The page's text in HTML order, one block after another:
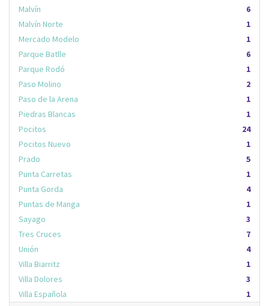
6
Malvín
1
Malvín Norte
1
Mercado Modelo
6
Parque Batlle
1
Parque Rodó
2
Paso Molino
1
Paso de la Arena
1
Piedras Blancas
24
Pocitos
1
Pocitos Nuevo
5
Prado
1
Punta Carretas
4
Punta Gorda
1
Puntas de Manga
3
Sayago
7
Tres Cruces
4
Unión
1
Villa Biarritz
3
Villa Dolores
1
Villa Española